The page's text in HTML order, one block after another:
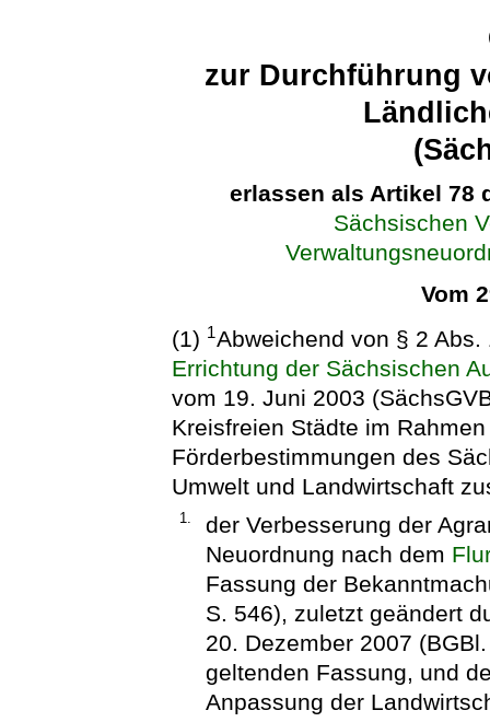
zur Durchführung
erlassen als Artikel 78
Sächsischen
Vom
(1) 1Abweichend von § 2
Errichtung der Sächsischen
vom 19. Juni 2003
Kreisfreien Städte im
Förderbestimmungen des
Umwelt und Landwirtschaft
1.
der Verbesserung der
Neuordnung nach dem
Fassung der
S. 546), zuletzt geändert
20. Dezember 2007
geltenden Fassung, und
Anpassung der